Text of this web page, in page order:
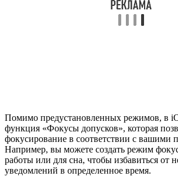
Помимо предустановленных режимов, в
функция «Фокусы допусков», которая
фокусирование в соответствии с вашими
Например, вы можете создать режим
работы или для сна, чтобы избавиться от
уведомлений в определенное время.